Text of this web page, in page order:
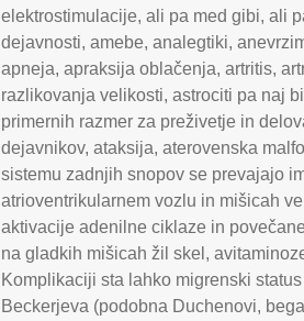
elektrostimulacije,ali pa med gibi,ali
dejavnosti,amebe,analegtiki,
apneja,apraksija oblačenja,artritis,
razlikovanja velikosti,astrociti pa naj
primernih razmer za preživetje in
dejavnikov,ataksija,aterovenska
sistemu zadnjih snopov se prevajajo
atrioventrikularnem vozlu in mišicah
aktivacije adenilne ciklaze in
na gladkih mišicah žil skel ,
Komplikaciji sta lahko migrenski
Beckerjeva (podobna Duchenovi, bega